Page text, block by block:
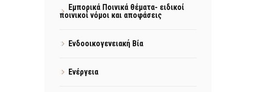
Εμπορικά Ποινικά θέματα- ειδικοί
ποινικοί νόμοι και αποφάσεις
Ενδοοικογενειακή Βία
Ενέργεια